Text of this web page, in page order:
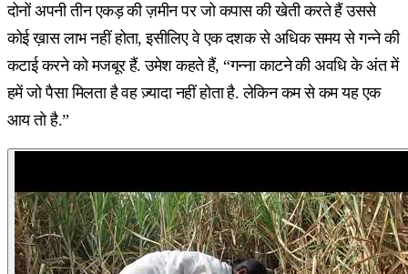
दोनों अपनी तीन एकड़ की ज़मीन पर जो कपास की खेती करते हैं उससे
कोई ख़ास लाभ नहीं होता, इसीलिए वे एक दशक से अधिक समय से गन्ने की
कटाई करने को मजबूर हैं. उमेश कहते हैं, “गन्ना काटने की अवधि के अंत में
हमें जो पैसा मिलता है वह ज़्यादा नहीं होता है. लेकिन कम से कम यह एक
आय तो है.”